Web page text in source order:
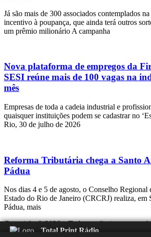
Já são mais de 300 associados contemplados
incentivo à poupança, que ainda terá outros
um prêmio milionário A campanha
Nova plataforma de empregos da
SESI reúne mais de 100 vagas na
mês
Empresas de toda a cadeia industrial e
quaisquer instituições podem se cadastrar no
Rio, 30 de julho de 2026
Reforma Tributária chega a Santo
Pádua
Nos dias 4 e 5 de agosto, o Conselho Regional
Estado do Rio de Janeiro (CRCRJ) realiza, em
Pádua, mais
Copyright © 2026 – Todos os direitos
Total Print Rádio